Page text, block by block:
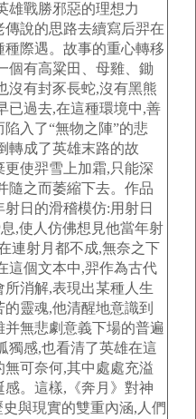
雄戰勝邪惡的理想力
說的思路去續寫后羿在
際遇。故事的重心轉移
個有高粱田、母雞、鋤
沒有封豕長蛇,沒有黑熊
已過去,在這種環境中,善
入了“無物之陣”的悲
轉成了英雄末路的故
使羿雪上加霜,只能深
隨之而萎縮下去。作品
日的滑稽模仿:用射日
,使人仿佛想見他當年射
連射月都不成,無奈之下
這個文本中,羿作為古代
消解,表現出某種人生
靈魂,他清醒地意識到
無悲劇意義下場的普遍
獨感,也看清了英雄在這
可奈何,其中處處充溢
。這樣,《奔月》對神
與現實的雙重內涵,人們